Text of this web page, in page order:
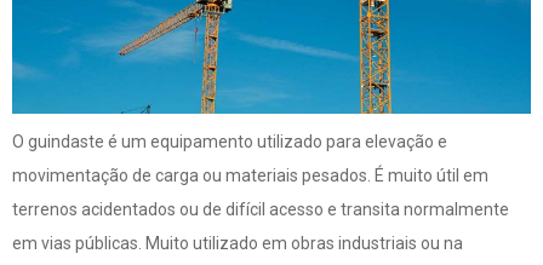
O guindaste é um equipamento utilizado para elevação e
movimentação de carga ou materiais pesados. É muito útil em
terrenos acidentados ou de difícil acesso e transita normalmente
em vias públicas. Muito utilizado em obras industriais ou na